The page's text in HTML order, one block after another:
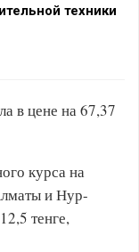
техники
в цене на 67,37
курса на
и Нур-
тенге,